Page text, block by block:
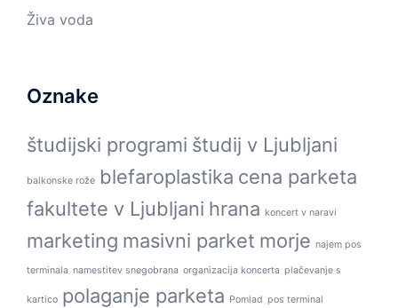
Živa voda
Oznake
študijski programi študij v Ljubljani
balkonske rože blefaroplastika cena parketa
fakultete v Ljubljani hrana koncert v naravi
marketing masivni parket morje najem pos
terminala namestitev snegobrana organizacija koncerta plačevanje s
kartico polaganje parketa Pomlad pos terminal